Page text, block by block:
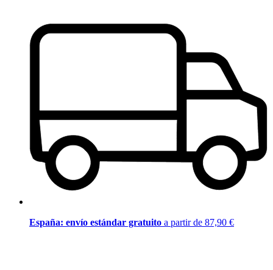
España: envío estándar gratuito a partir de 87,90 €